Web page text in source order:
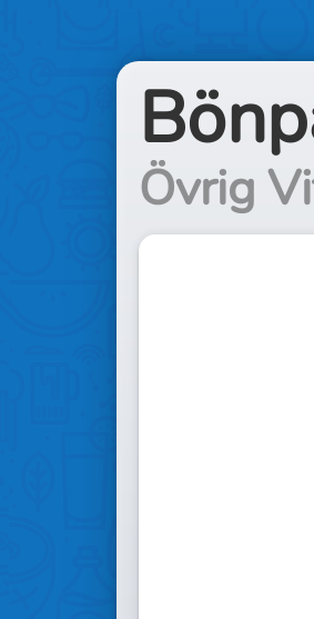
Övrig